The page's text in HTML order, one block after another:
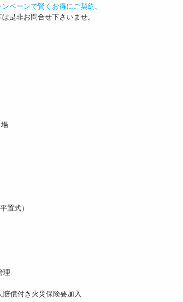
ペーンで賢くお得にご契約。
是非お問合せ下さいませ。
式）
付き火災保険要加入